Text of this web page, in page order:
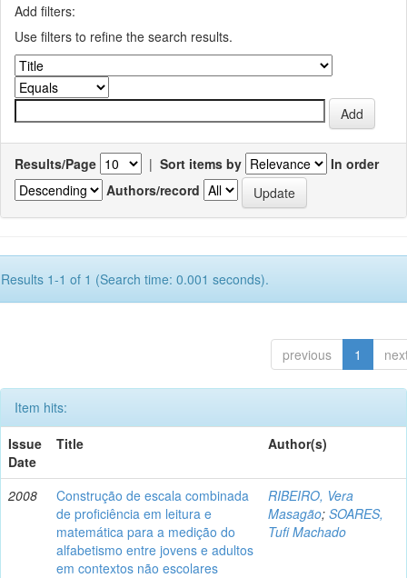
Add filters:
Use filters to refine the search results.
Results/Page | Sort items by
In order
Authors/record
Results 1-1 of 1 (Search time: 0.001 seconds).
previous 1
Item hits:
Issue
Date
Title Author(s)
2008
Construção de escala combinada
de proficiência em leitura e
matemática para a medição do
alfabetismo entre jovens e adultos
em contextos não escolares
RIBEIRO, Vera
Masagão; SOARES,
Tufi Machado